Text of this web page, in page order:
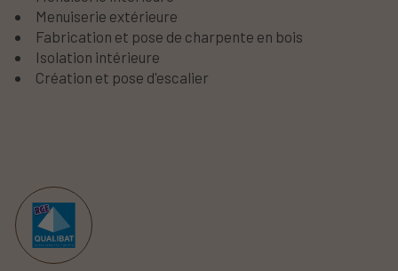
Menuiserie extérieure
Fabrication et pose de charpente en bois
Isolation intérieure
Création et pose d'escalier